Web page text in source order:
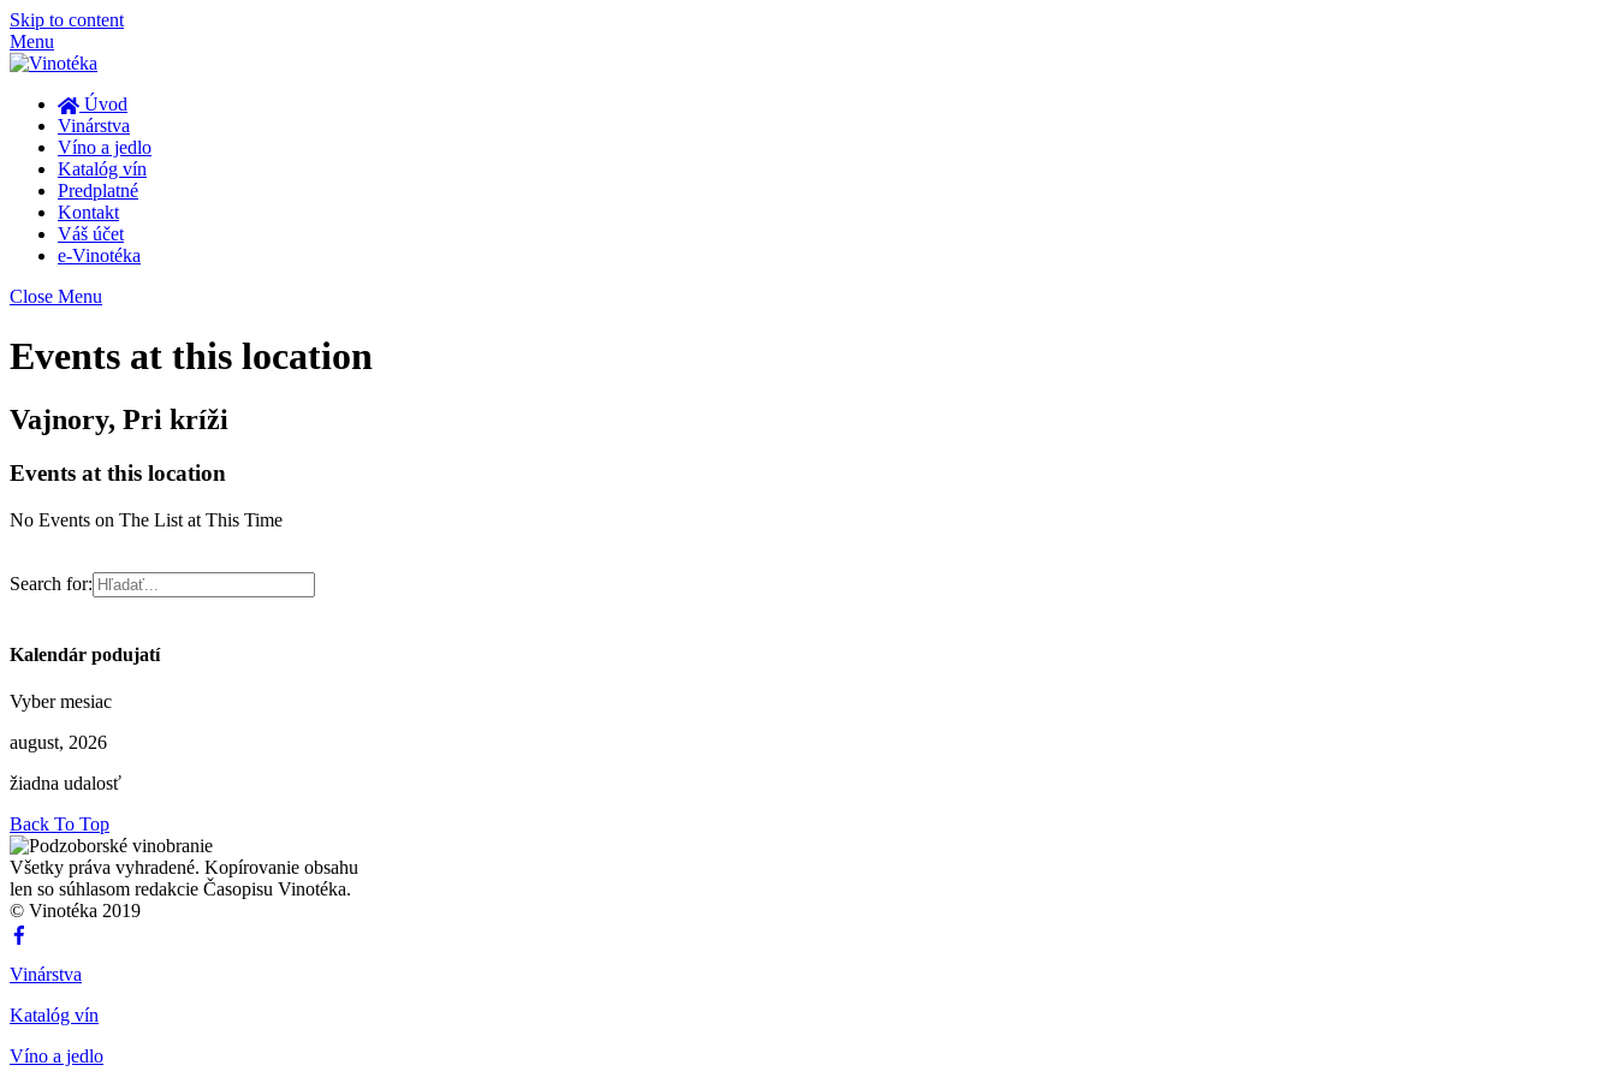
Skip to content
Menu
Úvod
Vinárstva
Víno a jedlo
Katalóg vín
Predplatné
Kontakt
Váš účet
e-Vinotéka
Close Menu
Events at this location
Vajnory, Pri kríži
Events at this location
No Events on The List at This Time
Search for:
Kalendár podujatí
Vyber mesiac
august, 2026
žiadna udalosť
Back To Top
Všetky práva vyhradené. Kopírovanie obsahu
len so súhlasom redakcie Časopisu Vinotéka.
© Vinotéka 2019
Vinárstva
Katalóg vín
Víno a jedlo